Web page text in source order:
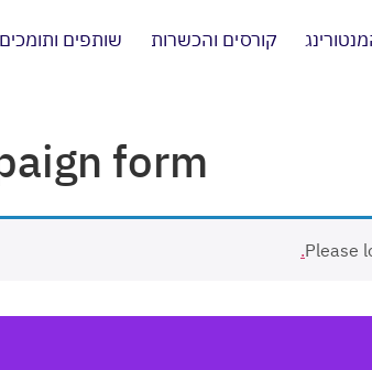
קורסים והכשרות שותפים ותומכים
form
Please